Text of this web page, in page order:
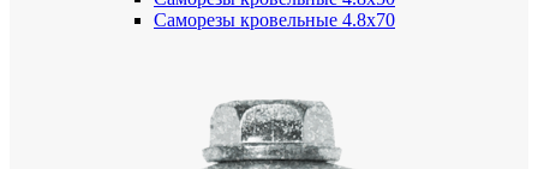
Саморезы кровельные 4.8х70